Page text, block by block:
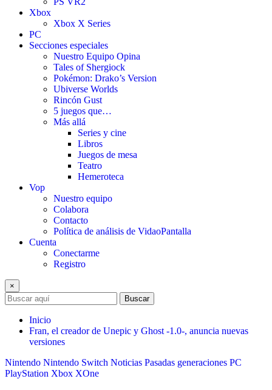
Xbox
Xbox X Series
PC
Secciones especiales
Nuestro Equipo Opina
Tales of Shergiock
Pokémon: Drako’s Version
Ubiverse Worlds
Rincón Gust
5 juegos que…
Más allá
Series y cine
Libros
Juegos de mesa
Teatro
Hemeroteca
Vop
Nuestro equipo
Colabora
Contacto
Política de análisis de VidaoPantalla
Cuenta
Conectarme
Registro
×
Buscar
Inicio
Fran, el creador de Unepic y Ghost -1.0-, anuncia nuevas
versiones
Nintendo Nintendo Switch Noticias Pasadas generaciones PC
PlayStation Xbox XOne